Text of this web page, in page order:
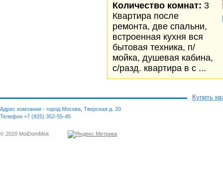
Количество комнат: 3
Квартира после
ремонта, две спальни,
встроенная кухня вся
бытовая техника, п/
мойка, душевая кабина,
с/разд. квартира в с ...
Купить
Адрес компании - город Москва, Тверская д. 20
Телефон +7 (925) 352-55-45
© 2020 MoiDomMsk